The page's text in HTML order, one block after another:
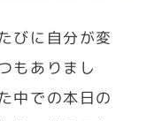
びに自分が変
もありまし
中での本日の